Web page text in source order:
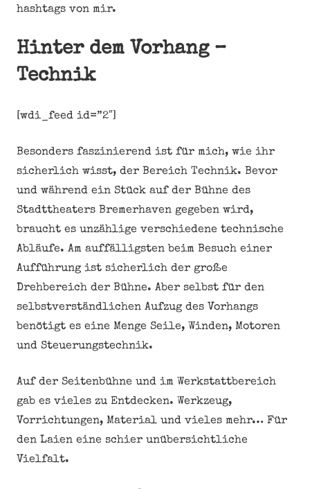
hashtags von mir.
Hinter dem Vorhang –
Technik
[wdi_feed id=”2″]
Besonders faszinierend ist für mich, wie ihr
sicherlich wisst, der Bereich Technik. Bevor
und während ein Stück auf der Bühne des
Stadttheaters Bremerhaven gegeben wird,
braucht es unzählige verschiedene technische
Abläufe. Am auffälligsten beim Besuch einer
Aufführung ist sicherlich der große
Drehbereich der Bühne. Aber selbst für den
selbstverständlichen Aufzug des Vorhangs
benötigt es eine Menge Seile, Winden, Motoren
und Steuerungstechnik.
Auf der Seitenbühne und im Werkstattbereich
gab es vieles zu Entdecken. Werkzeug,
Vorrichtungen, Material und vieles mehr… Für
den Laien eine schier unübersichtliche
Vielfalt.